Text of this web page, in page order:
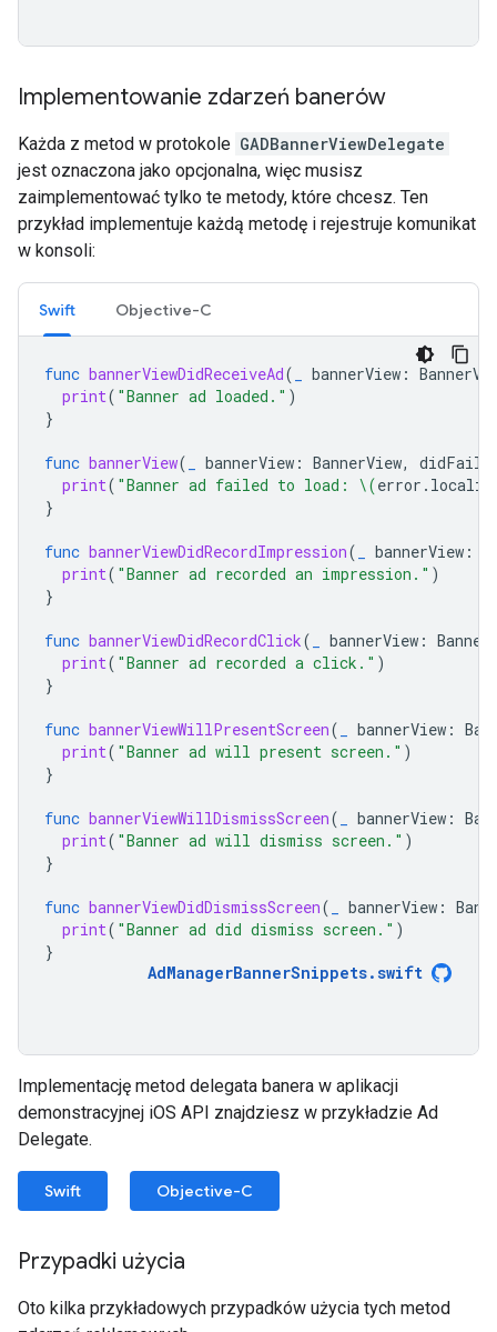
Implementowanie zdarzeń banerów
Każda z metod w protokole GADBannerViewDelegate
jest oznaczona jako opcjonalna, więc musisz
zaimplementować tylko te metody, które chcesz. Ten
przykład implementuje każdą metodę i rejestruje komunikat
w konsoli:
Swift Objective-C
func bannerViewDidReceiveAd( bannerView :
print( "Banner ad loaded." )
}
func bannerView( bannerView : BannerView,
print( "Banner ad failed to load: \(error .
}
func bannerViewDidRecordImpression( bannerView :
print( "Banner ad recorded an impression." )
}
func bannerViewDidRecordClick( bannerView :
print( "Banner ad recorded a click." )
}
func bannerViewWillPresentScreen( bannerView :
print( "Banner ad will present screen." )
}
func bannerViewWillDismissScreen( bannerView :
print( "Banner ad will dismiss screen." )
}
func bannerViewDidDismissScreen( bannerView :
print( "Banner ad did dismiss screen." )
}
AdManagerBannerSnippets.swift
Implementację metod delegata banera w aplikacji
demonstracyjnej iOS API znajdziesz w przykładzie Ad
Delegate.
Swift Objective-C
Przypadki użycia
Oto kilka przykładowych przypadków użycia tych metod